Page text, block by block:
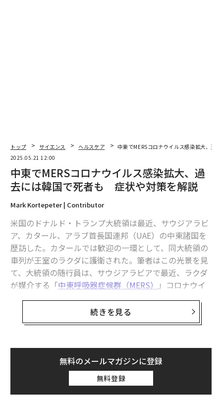
翻訳・編集＝江戸伸禎
2026年9月号発売中
最新号の購入はこちらから
メンバーシップに登録する
今日から始める認知症予防、米アルツハイマー研究の第一人者に聞く「脳
トップ サイエンス ヘルスケア
中東でMERSコロナウイルス感染拡大、過
2025.05.21 12:00
中東でMERSコロナウイルス感染拡大、過
去には韓国で死者も 症状や対策を解説
Mark Kortepeter | Contributor
米国のドナルド・トランプ大統領は最近、サウジアラビ
ア、カタール、アラブ首長国連邦（UAE）の中東諸国を
歴訪した。カタールでは歓迎の一環として、同大統領の
車列が王室のラクダに護衛された。筆者はこの光景を見
て、大統領の随行員は、サウジアラビアで最近、ラクダ
が媒介する「中東呼吸器症候群（MERS）
」コロナウイ
MERS感染例を報告した。うちふたりが死亡し、首都リ
ヤドではひとりの患者に接触した医療従事者6人が集団
MERSとは何か？
続きを見る
無料のメールマガジンに登録
無料登録